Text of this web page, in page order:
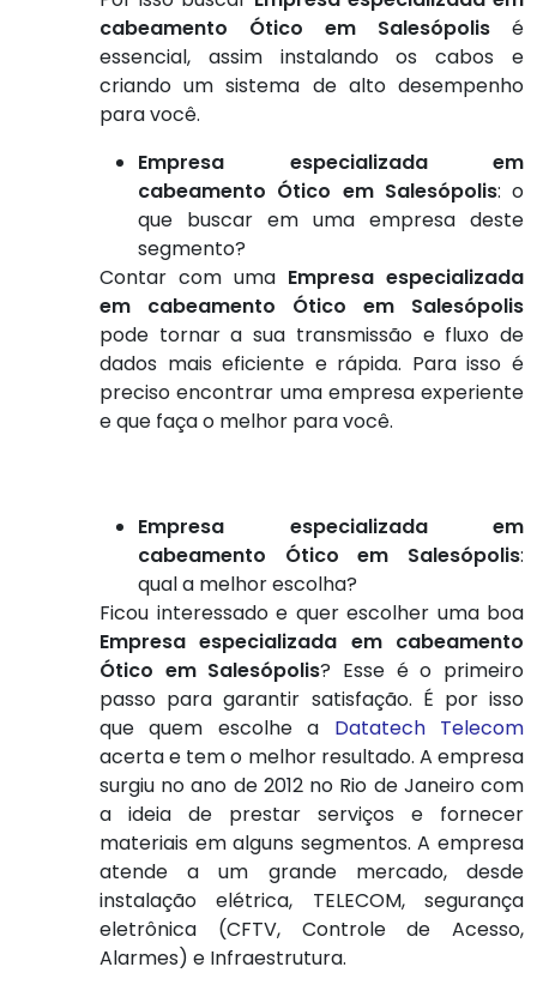
cabeamento Ótico em Salesópolis é
essencial, assim instalando os cabos e
criando um sistema de alto desempenho
para você.
Empresa especializada em
cabeamento Ótico em Salesópolis: o
que buscar em uma empresa deste
segmento?
Contar com uma Empresa especializada
em cabeamento Ótico em Salesópolis
pode tornar a sua transmissão e fluxo de
dados mais eficiente e rápida. Para isso é
preciso encontrar uma empresa experiente
e que faça o melhor para você.
Empresa especializada em
cabeamento Ótico em Salesópolis:
qual a melhor escolha?
Ficou interessado e quer escolher uma boa
Empresa especializada em cabeamento
Ótico em Salesópolis? Esse é o primeiro
passo para garantir satisfação. É por isso
que quem escolhe a Datatech Telecom
acerta e tem o melhor resultado. A empresa
surgiu no ano de 2012 no Rio de Janeiro com
a ideia de prestar serviços e fornecer
materiais em alguns segmentos. A empresa
atende a um grande mercado, desde
instalação elétrica, TELECOM, segurança
eletrônica (CFTV, Controle de Acesso,
Alarmes) e Infraestrutura.